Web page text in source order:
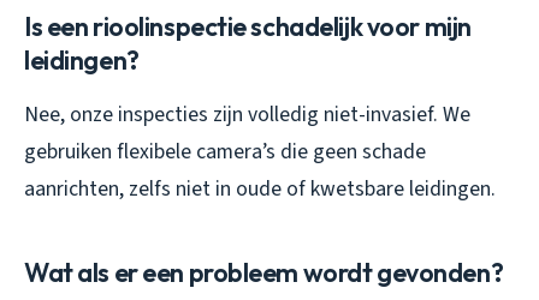
Is een rioolinspectie schadelijk voor mijn
leidingen?
Nee, onze inspecties zijn volledig niet-invasief. We
gebruiken flexibele camera’s die geen schade
aanrichten, zelfs niet in oude of kwetsbare leidingen.
Wat als er een probleem wordt gevonden?